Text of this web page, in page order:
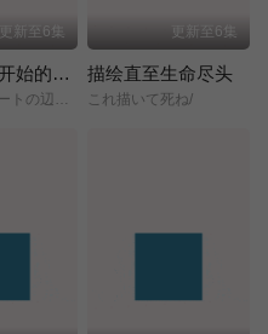
更新至6集
从0位居民开始的边境领主大人
更新至6集
描绘直至生命尽头
これ描いて死ね/